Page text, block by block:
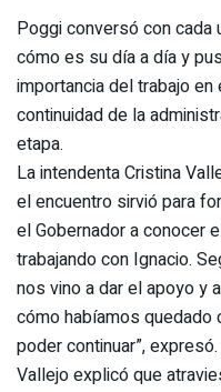
Poggi conversó con
cómo es su día a día y
importancia del trabajo
continuidad de la
etapa.
La intendenta Cristina
el encuentro sirvió para
el Gobernador a conocer
trabajando con Ignacio.
nos vino a dar el apoyo y
cómo habíamos quedado
poder continuar”, expresó.
Vallejo explicó que